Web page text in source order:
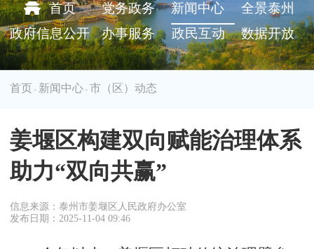
首页 党务政务 新闻中心
全景泰州
政府信息公开
办事服务 政民互动 数据开放
首页 > 新闻中心 > 市（区）动态
姜堰区构建双向赋能治理体系
助力“双向共赢”
信息来源：泰州市姜堰区人民政府办公室
发布日期：2025-11-04 09:46